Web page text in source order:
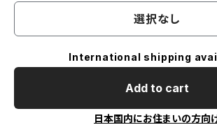
選択なし
International shipping
Add to cart
日本国内にお住まいの方向